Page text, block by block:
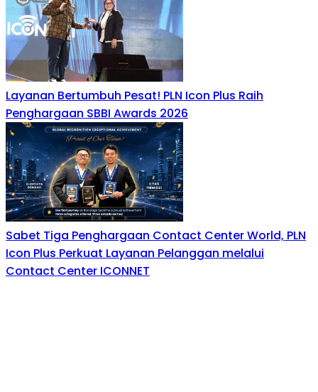
Layanan Bertumbuh Pesat! PLN Icon Plus Raih
Penghargaan SBBI Awards 2026
Sabet Tiga Penghargaan Contact Center World, PLN
Icon Plus Perkuat Layanan Pelanggan melalui
Contact Center ICONNET